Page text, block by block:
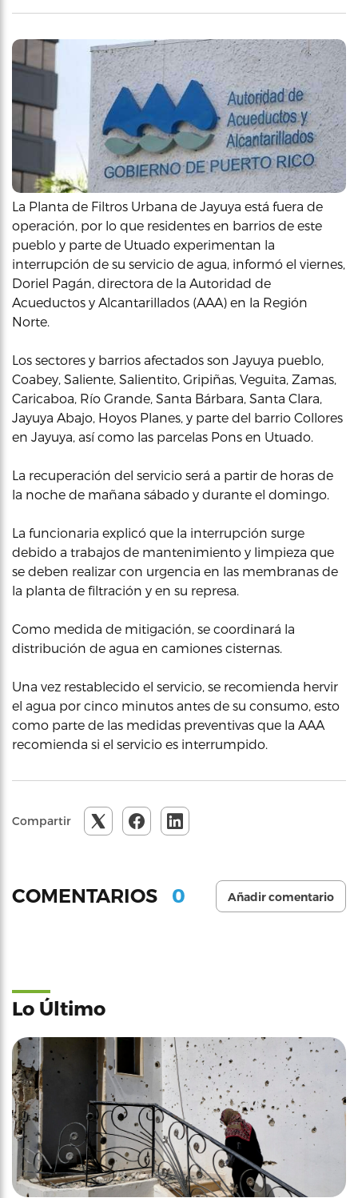
La Planta de Filtros Urbana de Jayuya está fuera de
operación, por lo que residentes en barrios de este
pueblo y parte de Utuado experimentan la
interrupción de su servicio de agua, informó el viernes,
Doriel Pagán, directora de la Autoridad de
Acueductos y Alcantarillados (AAA) en la Región
Norte.
Los sectores y barrios afectados son Jayuya pueblo,
Coabey, Saliente, Salientito, Gripiñas, Veguita, Zamas,
Caricaboa, Río Grande, Santa Bárbara, Santa Clara,
Jayuya Abajo, Hoyos Planes, y parte del barrio Collores
en Jayuya, así como las parcelas Pons en Utuado.
La recuperación del servicio será a partir de horas de
la noche de mañana sábado y durante el domingo.
La funcionaria explicó que la interrupción surge
debido a trabajos de mantenimiento y limpieza que
se deben realizar con urgencia en las membranas de
la planta de filtración y en su represa.
Como medida de mitigación, se coordinará la
distribución de agua en camiones cisternas.
Una vez restablecido el servicio, se recomienda hervir
el agua por cinco minutos antes de su consumo, esto
como parte de las medidas preventivas que la AAA
recomienda si el servicio es interrumpido.
Compartir
COMENTARIOS 0 Añadir comentario
Lo Último